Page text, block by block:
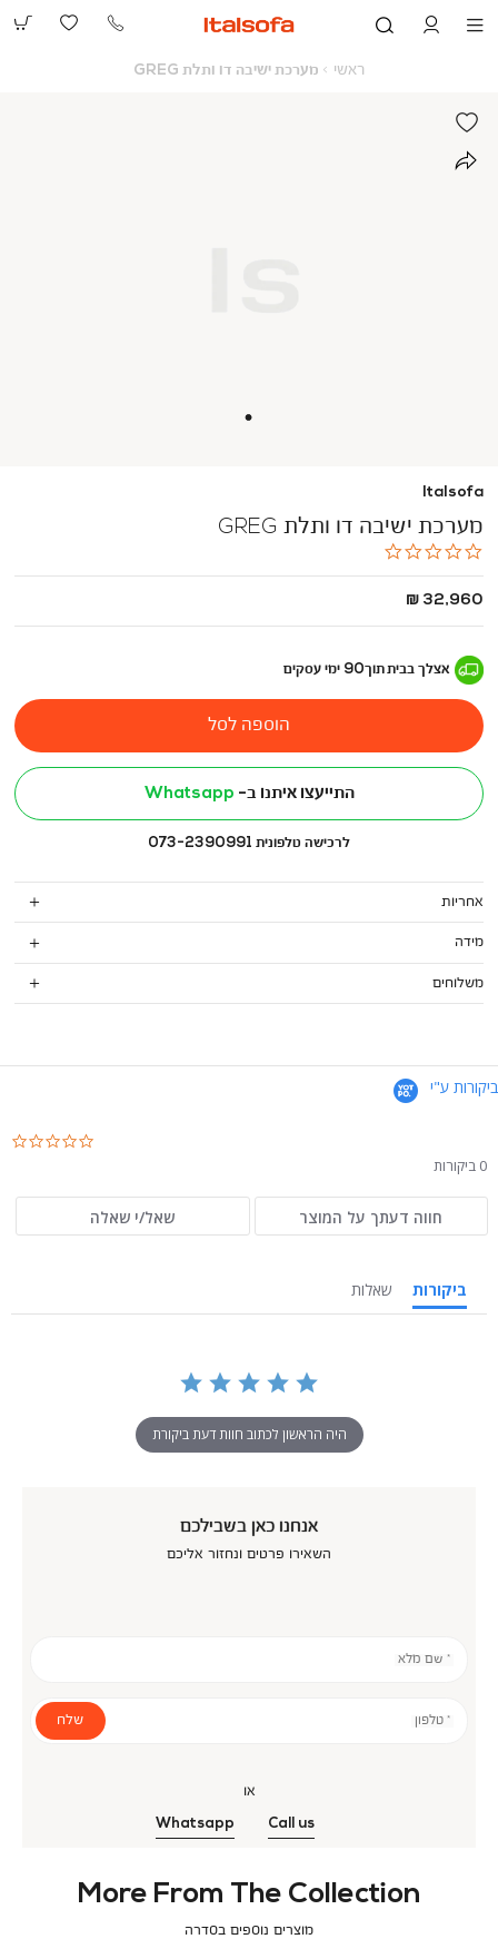
073-
ראשי ראשי
מערכת ישיבה דו ותלת GREG
Italsofa
מערכת ישיבה דו ותלת GREG
החל
32,960 ₪
אצלך בביתתוך90 ימי עסקים
הוספה לסל
התייעצו איתנו ב- Whatsapp
לרכישה טלפונית 073-2390991
אחריות
מידה
משלוחים
ביקורות ע"י
0 ביקורות
חווה דעתך על המוצר שאל/י שאלה
ביקורות שאלות
היה הראשון לכתוב חוות דעת ביקורת
אנחנו כאן בשבילכם
השאירו פרטים ונחזור אליכם
* שם מלא
* טלפון שלח
או
Call us
Whatsapp
More From The Collection
מוצרים נוספים בסדרה